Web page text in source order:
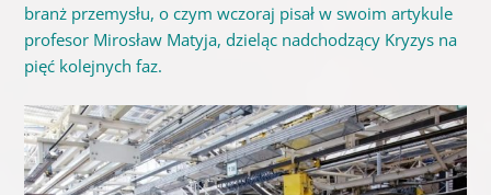
branż przemysłu, o czym wczoraj pisał w swoim artykule
profesor Mirosław Matyja, dzieląc nadchodzący Kryzys na
pięć kolejnych faz.